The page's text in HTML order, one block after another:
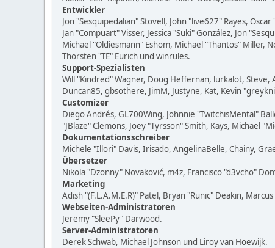
Entwickler
Jon "Sesquipedalian" Stovell, John "live627" Rayes,
Jan "Compuart" Visser, Jessica "Suki" González, Jon
Michael "Oldiesmann" Eshom, Michael "Thantos" Miller,
Thorsten "TE" Eurich und winrules.
Support-Spezialisten
Will "Kindred" Wagner, Doug Heffernan, lurkalot, Steve,
Duncan85, gbsothere, JimM, Justyne, Kat, Kevin
Customizer
Diego Andrés, GL700Wing, Johnnie "TwitchisMental"
"JBlaze" Clemons, Joey "Tyrsson" Smith, Kays, Michael
Dokumentationsschreiber
Michele "Illori" Davis, Irisado, AngelinaBelle, Chainy,
Übersetzer
Nikola "Dzonny" Novaković, m4z, Francisco "d3vcho"
Marketing
Adish "(F.L.A.M.E.R)" Patel, Bryan "Runic" Deakin,
Webseiten-Administratoren
Jeremy "SleePy" Darwood.
Server-Administratoren
Derek Schwab, Michael Johnson und Liroy van Hoewijk.